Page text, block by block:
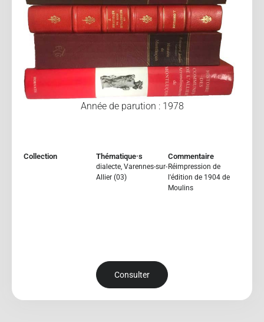
Année de parution : 1978
Collection Thématique·s
dialecte, Varennes-sur-
Allier (03)
Commentaire
Réimpression de
l'édition de 1904 de
Moulins
Consulter